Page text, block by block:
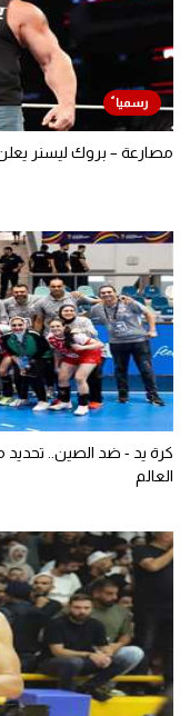
مصارعة – بروك ليسنر يعلن
كرة يد - ضد الصين..
العالم